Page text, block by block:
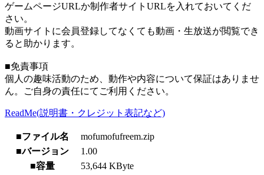
ゲームページURLか制作者サイトURLを入れておいてくだ
さい。
動画サイトに会員登録してなくても動画・生放送が閲覧でき
ると助かります。
■免責事項
個人の趣味活動のため、動作や内容について保証はありませ
ん。ご自身の責任にてご利用ください。
ReadMe(説明書・クレジット表記など)
■ファイル名
mofumofufreem.zip
■バージョン
1.00
■容量
53,644 KByte